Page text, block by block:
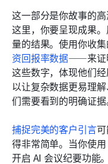
这一部分是你故事的
这里，你要呈现成果
量的结果。使用你收
资回报率数据——来证
这些数字，体现他们
以让复杂数据更易理
们需要看到的明确证据
捕捉完美的客户引言
得非常简单。当你使
开启 AI 会议纪要功能